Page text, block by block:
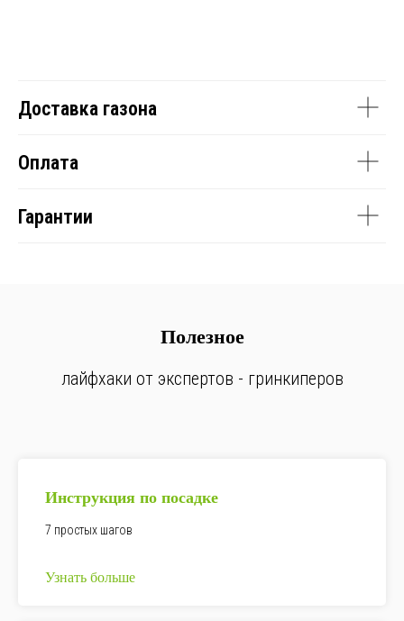
Доставка газона
Оплата
Гарантии
Полезное
лайфхаки от экспертов - гринкиперов
Инструкция по посадке
7 простых шагов
Узнать больше